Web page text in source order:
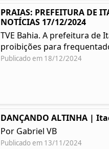
PRAIAS: PREFEITURA DE
NOTÍCIAS 17/12/2024
TVE Bahia. A prefeitura de
proibições para
Publicado em 18/12/2024
DANÇANDO ALTINHA |
Por Gabriel VB
Publicado em 13/11/2024